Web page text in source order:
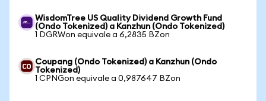
WisdomTree US Quality Dividend Growth Fund
(Ondo Tokenized) a Kanzhun (Ondo Tokenized)
1 DGRWon equivale a 6,2835 BZon
Coupang (Ondo Tokenized) a Kanzhun (Ondo
Tokenized)
1 CPNGon equivale a 0,987647 BZon